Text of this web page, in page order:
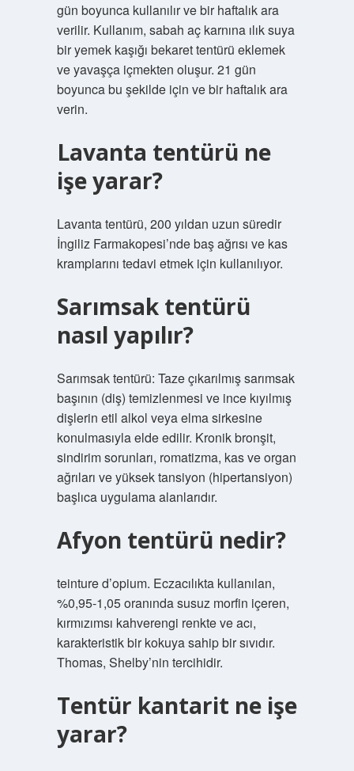
gün boyunca kullanılır ve bir haftalık ara
verilir. Kullanım, sabah aç karnına ılık suya
bir yemek kaşığı bekaret tentürü eklemek
ve yavaşça içmekten oluşur. 21 gün
boyunca bu şekilde için ve bir haftalık ara
verin.
Lavanta tentürü ne
işe yarar?
Lavanta tentürü, 200 yıldan uzun süredir
İngiliz Farmakopesi’nde baş ağrısı ve kas
kramplarını tedavi etmek için kullanılıyor.
Sarımsak tentürü
nasıl yapılır?
Sarımsak tentürü: Taze çıkarılmış sarımsak
başının (diş) temizlenmesi ve ince kıyılmış
dişlerin etil alkol veya elma sirkesine
konulmasıyla elde edilir. Kronik bronşit,
sindirim sorunları, romatizma, kas ve organ
ağrıları ve yüksek tansiyon (hipertansiyon)
başlıca uygulama alanlarıdır.
Afyon tentürü nedir?
teinture d’opium. Eczacılıkta kullanılan,
%0,95-1,05 oranında susuz morfin içeren,
kırmızımsı kahverengi renkte ve acı,
karakteristik bir kokuya sahip bir sıvıdır.
Thomas, Shelby’nin tercihidir.
Tentür kantarit ne işe
yarar?